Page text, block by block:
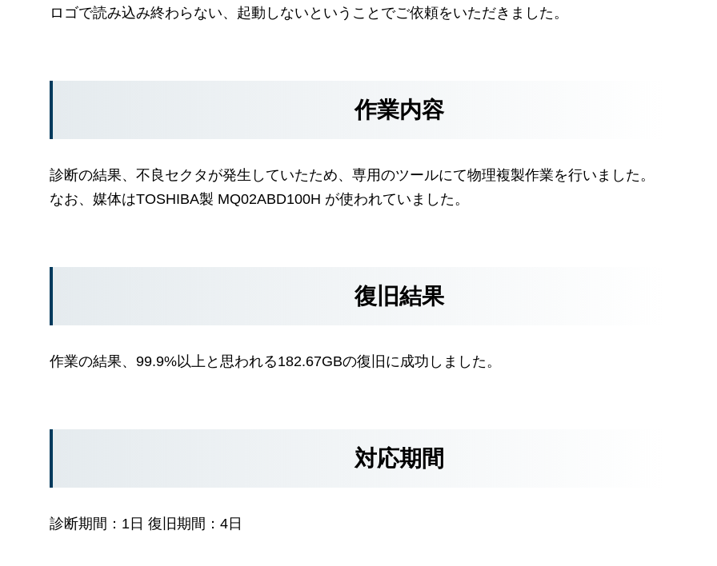
ロゴで読み込み終わらない、起動しないということでご依頼をいただきました。
作業内容
診断の結果、不良セクタが発生していたため、専用のツールにて物理複製作業を行いました。
なお、媒体はTOSHIBA製 MQ02ABD100H が使われていました。
復旧結果
作業の結果、99.9%以上と思われる182.67GBの復旧に成功しました。
対応期間
診断期間：1日 復旧期間：4日